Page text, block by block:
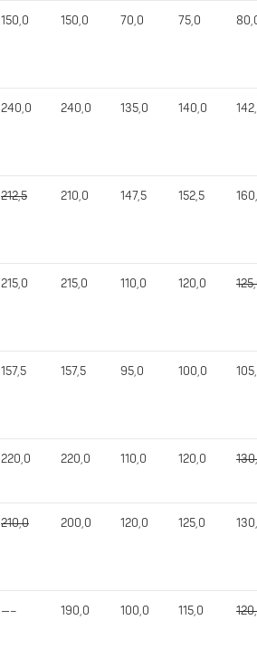
150,0 150,0 70,0 75,0
240,0 240,0 135,0 140,0
212,5 210,0 147,5 152,5
215,0 215,0 110,0 120,0
157,5 157,5 95,0 100,0
220,0 220,0 110,0 120,0
210,0 200,0 120,0 125,0
—– 190,0 100,0 115,0